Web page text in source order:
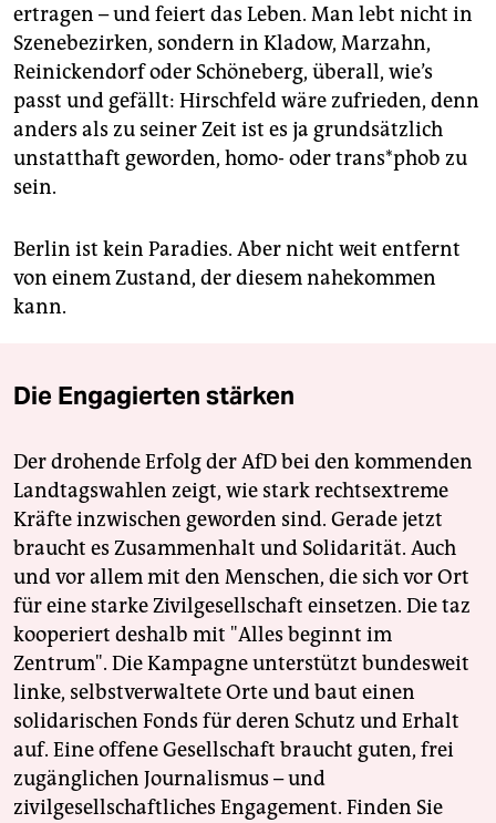
ertragen – und feiert das Leben. Man lebt nicht in
Szenebezirken, sondern in Kladow, Marzahn,
Reinickendorf oder Schöneberg, überall, wie’s
passt und gefällt: Hirschfeld wäre zufrieden, denn
anders als zu seiner Zeit ist es ja grundsätzlich
unstatthaft geworden, homo- oder trans*phob zu
sein.
Berlin ist kein Paradies. Aber nicht weit entfernt
von einem Zustand, der diesem nahekommen
kann.
Die Engagierten stärken
Der drohende Erfolg der AfD bei den kommenden
Landtagswahlen zeigt, wie stark rechtsextreme
Kräfte inzwischen geworden sind. Gerade jetzt
braucht es Zusammenhalt und Solidarität. Auch
und vor allem mit den Menschen, die sich vor Ort
für eine starke Zivilgesellschaft einsetzen. Die taz
kooperiert deshalb mit "Alles beginnt im
Zentrum". Die Kampagne unterstützt bundesweit
linke, selbstverwaltete Orte und baut einen
solidarischen Fonds für deren Schutz und Erhalt
auf. Eine offene Gesellschaft braucht guten, frei
zugänglichen Journalismus – und
zivilgesellschaftliches Engagement. Finden Sie